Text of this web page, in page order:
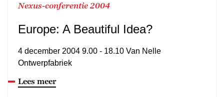
Nexus-conferentie 2004
Europe: A Beautiful Idea?
4 december 2004 9.00 - 18.10 Van Nelle
Ontwerpfabriek
Lees meer